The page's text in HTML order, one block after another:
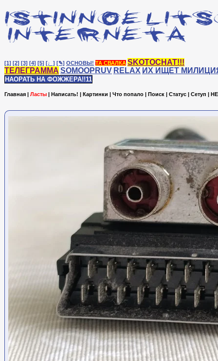
[1] [2] [3] [4] [5] [♩] [✎] ОСНОВЫ! ТА СВАЛКА SKOTOCHAT!!!
ТЕЛЕГРАММА SOMOOPRUV RELAX ИХ ИЩЕТ
НАОРАТЬ НА ФОЖЖЕРА!!11
Главная | Ласты | Написать! | Картинки | Что попало | Поиск | Статус | Сетуп |